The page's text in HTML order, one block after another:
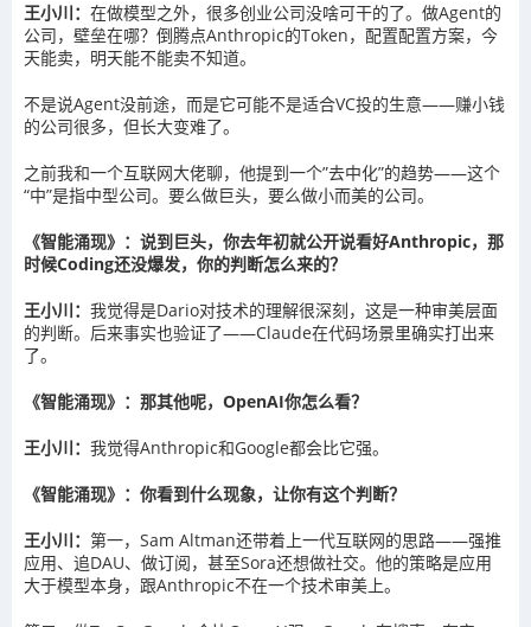
王小川： 在做模型之外，很多创业公司没啥可干的了。做Agent的
公司，壁垒在哪？倒腾点Anthropic的Token，配置配置方案，今
天能卖，明天能不能卖不知道。
不是说Agent没前途，而是它可能不是适合VC投的生意——赚小钱
的公司很多，但长大变难了。
之前我和一个互联网大佬聊，他提到一个”去中化”的趋势——这个
“中”是指中型公司。要么做巨头，要么做小而美的公司。
《智能涌现》：说到巨头，你去年初就公开说看好Anthropic，那
时候Coding还没爆发，你的判断怎么来的？
王小川： 我觉得是Dario对技术的理解很深刻，这是一种审美层面
的判断。后来事实也验证了——Claude在代码场景里确实打出来
了。
《智能涌现》：那其他呢，OpenAI你怎么看？
王小川： 我觉得Anthropic和Google都会比它强。
《智能涌现》：你看到什么现象，让你有这个判断？
王小川： 第一，Sam Altman还带着上一代互联网的思路——强推
应用、追DAU、做订阅，甚至Sora还想做社交。他的策略是应用
大于模型本身，跟Anthropic不在一个技术审美上。